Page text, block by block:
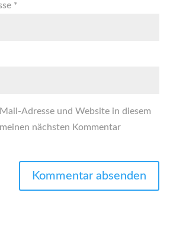
*
Adresse und Website in diesem
nächsten Kommentar